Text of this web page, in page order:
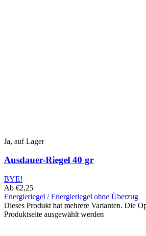
Ja, auf Lager
Ausdauer-Riegel 40 gr
BYE!
Ab €2,25
Energieriegel / Energieriegel ohne Überzug
Dieses Produkt hat mehrere Varianten. Die
Produktseite ausgewählt werden